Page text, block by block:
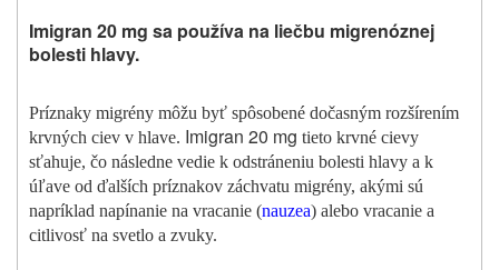
Imigran 20 mg sa používa na liečbu migrenóznej
bolesti hlavy.
Príznaky migrény môžu byť spôsobené dočasným rozšírením
krvných ciev v hlave. Imigran 20 mg tieto krvné cievy
sťahuje, čo následne vedie k odstráneniu bolesti hlavy a k
úľave od ďalších príznakov záchvatu migrény, akými sú
napríklad napínanie na vracanie (nauzea) alebo vracanie a
citlivosť na svetlo a zvuky.